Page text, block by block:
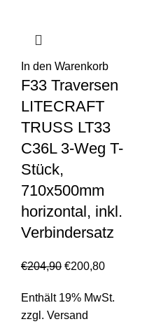
In den Warenkorb
F33 Traversen
LITECRAFT
TRUSS LT33
C36L 3-Weg T-
Stück,
710x500mm
horizontal, inkl.
Verbindersatz
€204,90 €200,80
Enthält 19% MwSt.
zzgl. Versand